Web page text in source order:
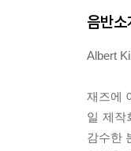
음반소
Albert
재즈에
일 제작
감수한